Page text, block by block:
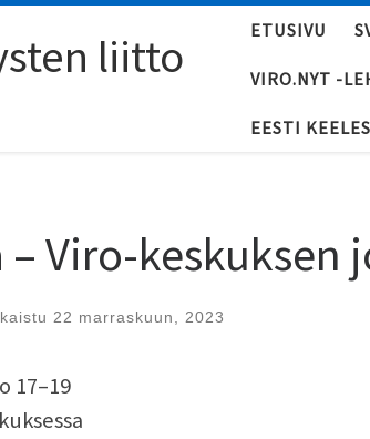
liitto ETUSIVU
VIRO.NYT -
EESTI KEELES
– Viro-
22 marraskuun, 2023
17–19